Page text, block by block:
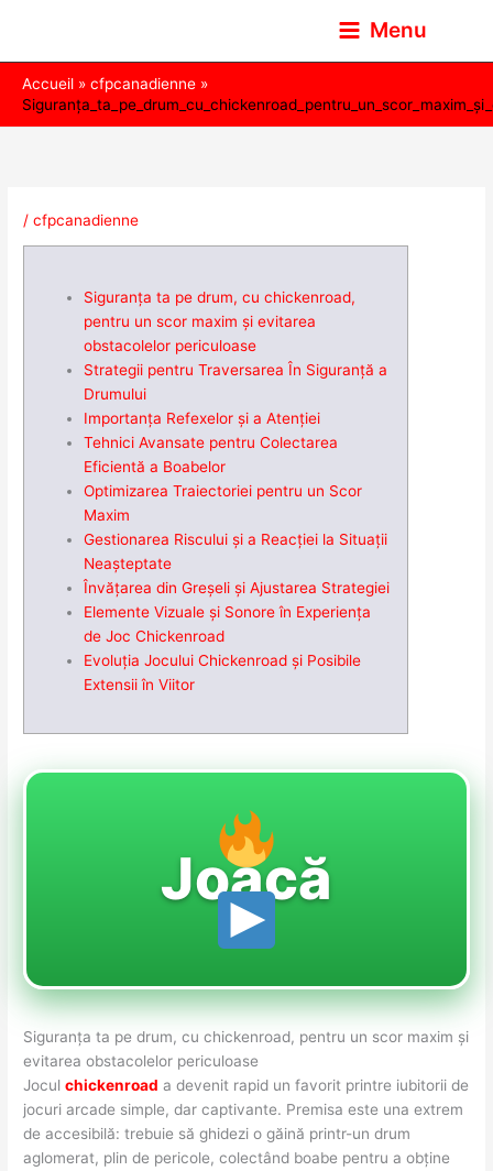
contenu
Menu
Accueil
cfpcanadienne
/cfpcanadienne
Siguranța ta pe drum, cu chickenroad,
pentru un scor maxim și evitarea
obstacolelor periculoase
Strategii pentru Traversarea În Siguranță a
Drumului
Importanța Refexelor și a Atenției
Tehnici Avansate pentru Colectarea
Eficientă a Boabelor
Optimizarea Traiectoriei pentru un Scor
Maxim
Gestionarea Riscului și a Reacției la Situații
Neașteptate
Învățarea din Greșeli și Ajustarea Strategiei
Elemente Vizuale și Sonore în Experiența
de Joc Chickenroad
Evoluția Jocului Chickenroad și Posibile
Extensii în Viitor
Joacă
Siguranța ta pe drum, cu chickenroad, pentru un scor maxim și
evitarea obstacolelor periculoase
Joculchickenroad a devenit rapid un favorit printre iubitorii de
jocuri arcade simple, dar captivante. Premisa este una extrem
de accesibilă: trebuie să ghidezi o găină printr-un drum
aglomerat, plin de pericole, colectând boabe pentru a obține